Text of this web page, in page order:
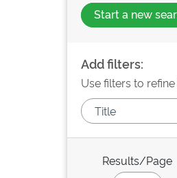
Start a new
Add filters:
Use filters to
Results/Page